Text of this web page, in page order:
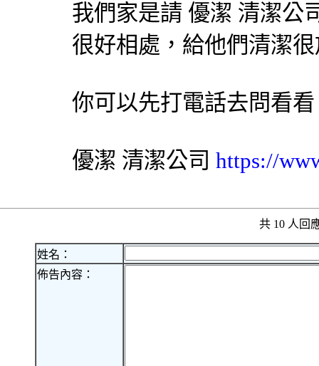
我們家是請 優潔 清潔公
很好相處，給他們清潔
你可以先打電話去問看看
優潔 清潔公司 https://
共 10 人
姓名：
佈告內容：